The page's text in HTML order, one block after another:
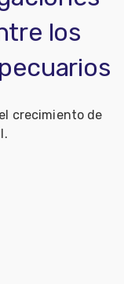
los
crecimiento de